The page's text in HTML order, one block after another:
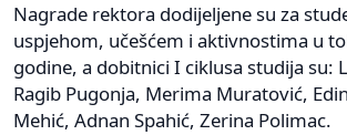
Nagrade rektora dodijeljene su za
uspjehom, učešćem i aktivnostima u
godine, a dobitnici I ciklusa studija su:
Ragib Pugonja, Merima Muratović,
Mehić, Adnan Spahić, Zerina Polimac.